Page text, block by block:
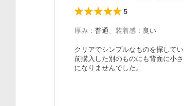
5
厚み ： 普通 装着感 ： 良い
クリアでシンプルなものを探して
前購入した別のものにも背面に小
になりませんでした。